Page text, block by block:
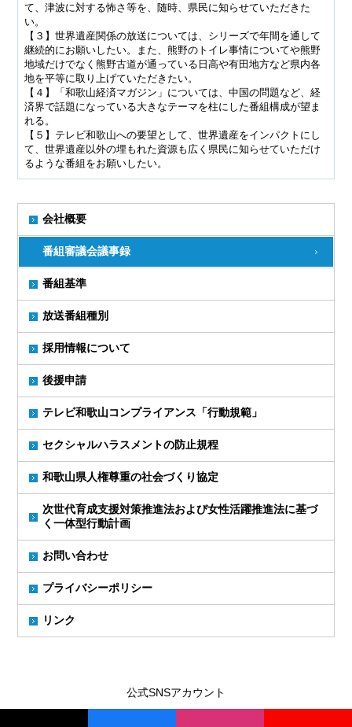
て、津波に対する怖さ等を、随時、県民に知らせていただきた
い。
【３】世界遺産関係の放送については、シリーズで年間を通して
継続的にお願いしたい。また、熊野のトイレ事情についてや熊野
地域だけでなく熊野古道が通っている日高や有田地方など県内各
地を平等に取り上げていただきたい。
【４】「和歌山経済マガジン」については、中国の問題など、経
済界で話題になっている大きなテーマを柱にした番組構成が望ま
れる。
【５】テレビ和歌山への要望として、世界遺産をインパクトにし
て、世界遺産以外の埋もれた資源も広く県民に知らせていただけ
るような番組をお願いしたい。
会社概要
番組審議会議事録
番組基準
放送番組種別
採用情報について
後援申請
テレビ和歌山コンプライアンス「行動規範」
セクシャルハラスメントの防止規程
和歌山県人権尊重の社会づくり協定
次世代育成支援対策推進法および女性活躍推進法に基づ
く一体型行動計画
お問い合わせ
プライバシーポリシー
リンク
公式SNSアカウント